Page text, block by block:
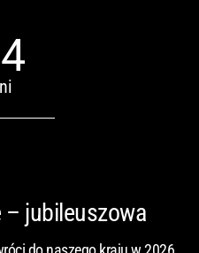
– jubileuszowa